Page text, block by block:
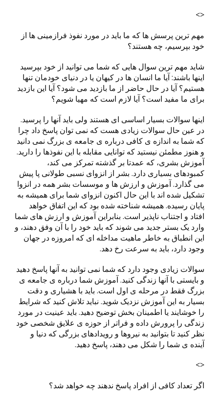
<>
مهم ترین پرسش ها که ما باید در مورد نفوذ فرازمینی ها از
خود بپرسیم، چه هستند؟
شاید مهم ترین سوال هایی که شما می توانید از خود بپرسید
اینها باشند: آیا ما انسان ها در کیهان یا در دنیای خودمان تنها
هستیم؟ آیا در حال حاضر از ما بازدید می شود؟ آیا این بازدید
برای ما مفید است؟ آیا لازم است که مهیا شویم؟
اینها سوالات بسیار اساسی ای هستند ولی باید آنها را پرسید.
در عین حال سوالات زیادی هست که نمی توان پاسخ داد چرا
که شما به اندازه ی کافی درباره ی جامعه ی بزرگ نمی دانید
و هنوز مطمئن نیستید که توانایی مقابله با این نفوذها را دارید.
آموزش بشری، که عمدتا بر گذشته تمرکز می کند،
کمبودهای بسیاری دارد. بشر از انزوای نسبی طولانی پا پیش
می گذارد. آموزش و ارزش ها و موسسات بشر همه در انزوا
تشکیل شده اند با این حال اکنون انزوای شما برای همیشه به
پایان رسیده. همیشه شناخته شده بود که این اتفاق خواهد
افتاد و اجتناب ناپذیر است. بنابراین آموزش و ارزش های شما
وارد یک بستر جدید می شوند که باید خود را با آن وفق دهند، و
این انطباق به خاطر ماهیت مداخله ای که امروزه در جهان
وجود دارد، باید به سرعت رخ دهد.
سوالات زیادی وجود دارد که شما نمی توانید به آنها پاسخ دهید
و بایستی با آنها زندگی کنید. آموزش شما درباره ی جامعه ی
بزرگ فقط در مرحله ی اول است. باید با هشیاری و دقت
بسیار به این آموزش نزدیک شوید. نباید تلاش کنید که شرایط
را خوشایند یا اطمینان بخش توضیح دهید. باید عینیت در مورد
زندگی را پرورش داده و فراتر از حوزه ی علایق شخصی خود
نظر کنید تا بتوانید به نیروها و رویدادهای بزرگی که دنیا و
آینده ی شما را شکل می دهند، پاسخ دهید.
<>
اگر تعداد کافی از افراد پاسخ ندهند چه خواهد شد؟